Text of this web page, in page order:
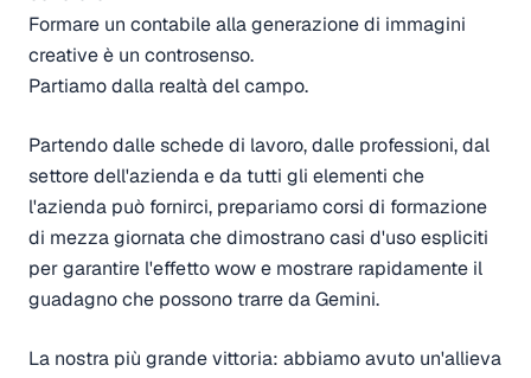
Formare un contabile alla generazione di immagini
creative è un controsenso.
Partiamo dalla realtà del campo.
Partendo dalle schede di lavoro, dalle professioni, dal
settore dell'azienda e da tutti gli elementi che
l'azienda può fornirci, prepariamo corsi di formazione
di mezza giornata che dimostrano casi d'uso espliciti
per garantire l'effetto wow e mostrare rapidamente il
guadagno che possono trarre da Gemini.
La nostra più grande vittoria: abbiamo avuto un'allieva